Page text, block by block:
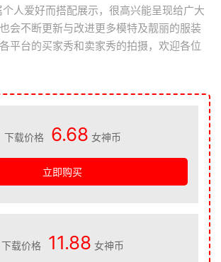
人爱好而搭配展示，很高兴能呈现给广大
会不断更新与改进更多模特及靓丽的服装
平台的买家秀和卖家秀的拍摄，欢迎各位
下载价格 6.68 女神币
立即购买
下载价格 11.88 女神币